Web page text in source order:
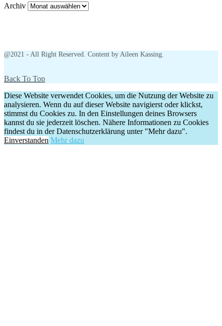
Archiv
@2021 - All Right Reserved. Content by Aileen Kassing.
Back To Top
Diese Website verwendet Cookies, um die Nutzung der Website zu
analysieren. Wenn du auf dieser Website navigierst oder klickst,
stimmst du Cookies zu. In den Einstellungen deines Browsers
kannst du sie jederzeit löschen. Nähere Informationen zu Cookies
findest du in der Datenschutzerklärung unter "Mehr dazu".
Einverstanden Mehr dazu